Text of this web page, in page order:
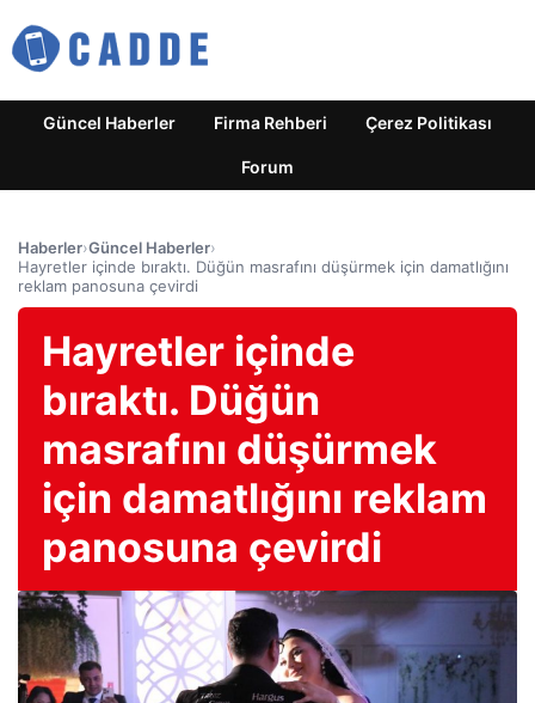
Güncel Haberler Firma Rehberi Çerez Politikası
Forum
Haberler›Güncel Haberler›
Hayretler içinde bıraktı. Düğün masrafını düşürmek için damatlığını
reklam panosuna çevirdi
Hayretler içinde
bıraktı. Düğün
masrafını düşürmek
için damatlığını reklam
panosuna çevirdi